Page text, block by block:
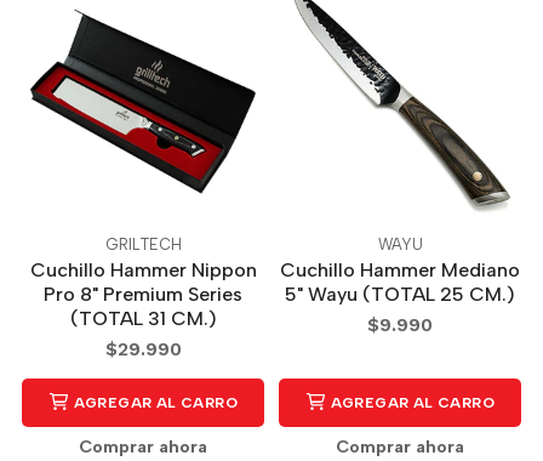
GRILTECH
Cuchillo Hammer Nippon
Pro 8" Premium Series
(TOTAL 31 CM.)
$29.990
AGREGAR AL CARRO
Comprar ahora
WAYU
Cuchillo Hammer Mediano
5" Wayu (TOTAL 25 CM.)
$9.990
AGREGAR AL CARRO
Comprar ahora